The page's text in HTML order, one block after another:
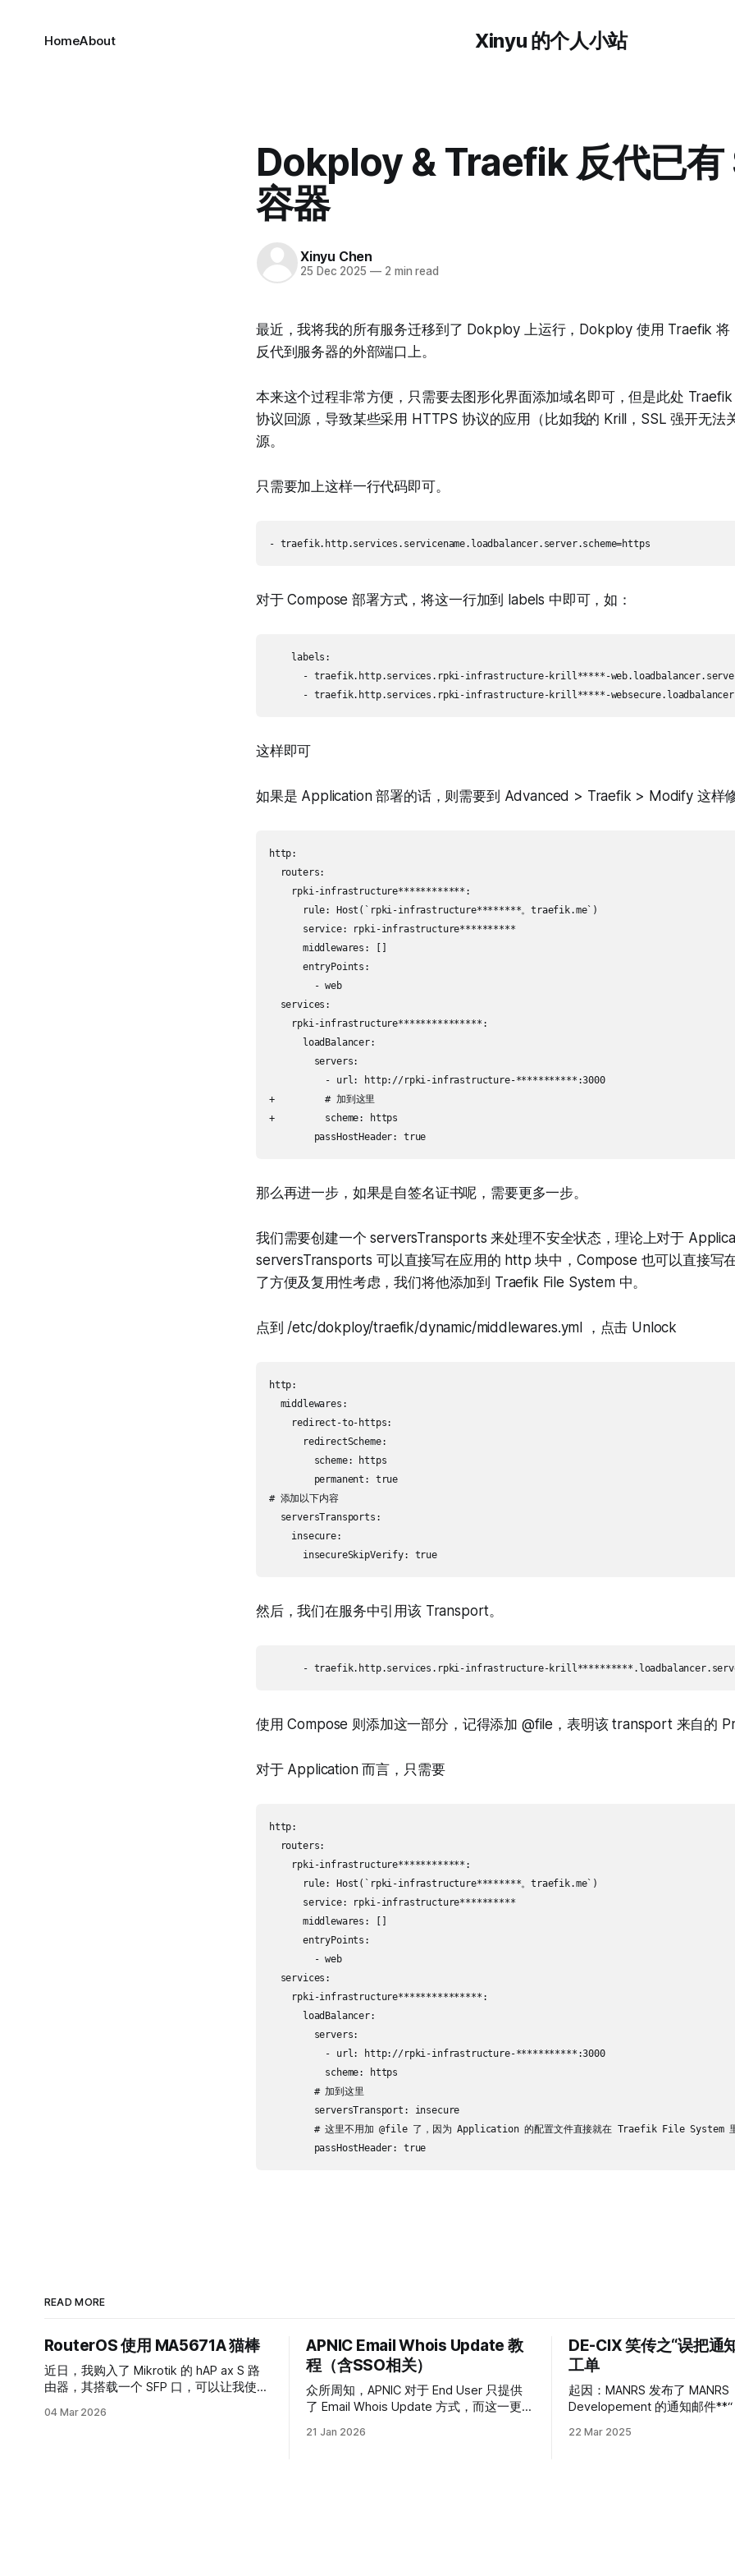
Xinyu 的个人小站
HomeAbout
Dokploy & Traefik 反代已有
容器
Xinyu Chen
25 Dec 2025 —2 min read
最近，我将我的所有服务迁移到了 Dokploy 上运行，Dokploy 使用 Traefik
反代到服务器的外部端口上。
本来这个过程非常方便，只需要去图形化界面添加域名即可，但是此处
协议回源，导致某些采用 HTTPS 协议的应用（比如我的 Krill，SSL 强开无法
源。
只需要加上这样一行代码即可。
对于 Compose 部署方式，将这一行加到 labels 中即可，如：
    labels:
- traefik.http.services.rpki-infrastructure-krill*****-
这样即可
如果是 Application 部署的话，则需要到 Advanced > Traefik > Modify 这样
http:
  routers:
    rpki-infrastructure************:
      rule: Host(`rpki-infrastructure********。traefik.me`)
      service: rpki-infrastructure**********
      middlewares: []
      entryPoints:
        - web
  services:
    rpki-infrastructure***************:
      loadBalancer:
        servers:
          - url: http://rpki-infrastructure-***********:3000
+         # 加到这里
+         scheme: https
那么再进一步，如果是自签名证书呢，需要更多一步。
我们需要创建一个 serversTransports 来处理不安全状态，理论上对于
serversTransports 可以直接写在应用的 http 块中，Compose 也可以直接写
了方便及复用性考虑，我们将他添加到 Traefik File System 中。
点到 /etc/dokploy/traefik/dynamic/middlewares.yml ，点击 Unlock
http:
  middlewares:
    redirect-to-https:
      redirectScheme:
        scheme: https
        permanent: true
# 添加以下内容
  serversTransports:
    insecure:
      insecureSkipVerify: true
然后，我们在服务中引用该 Transport。
使用 Compose 则添加这一部分，记得添加 @file，表明该 transport 来自的
对于 Application 而言，只需要
http:
  routers:
    rpki-infrastructure************:
      rule: Host(`rpki-infrastructure********。traefik.me`)
      service: rpki-infrastructure**********
      middlewares: []
      entryPoints:
        - web
  services:
    rpki-infrastructure***************:
      loadBalancer:
        servers:
          - url: http://rpki-infrastructure-***********:3000
          scheme: https
        # 加到这里
        serversTransport: insecure
# 这里不用加 @file 了，因为 Application 的配置文件直接就在 Traefik File System
READ MORE
RouterOS 使用 MA5671A 猫棒
近日，我购入了 Mikrotik 的 hAP ax S 路
由器，其搭载一个 SFP 口，可以让我使用
移动宽带，一条宽带被更换为了 fttr 双设
04 Mar 2026
APNIC Email Whois Update 教
程（含SSO相关）
众所周知，APNIC 对于 End User 只提供
了 Email Whois Update 方式，而这一更
清，包括最近将 Password 验证弃用，转
21 Jan 2026
DE-CIX 笑传之“误把通
工单
起因：MANRS 发布了 MANRS
Developement 的通知邮件**“
(MDP)** ” 然而呢 DE-CIX 的联系邮箱很成
22 Mar 2025